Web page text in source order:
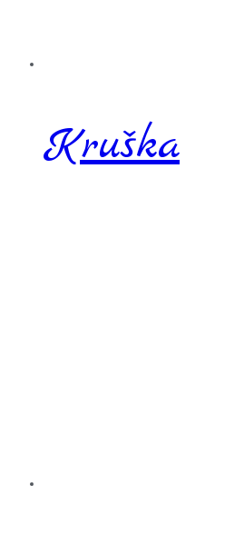
Kruška